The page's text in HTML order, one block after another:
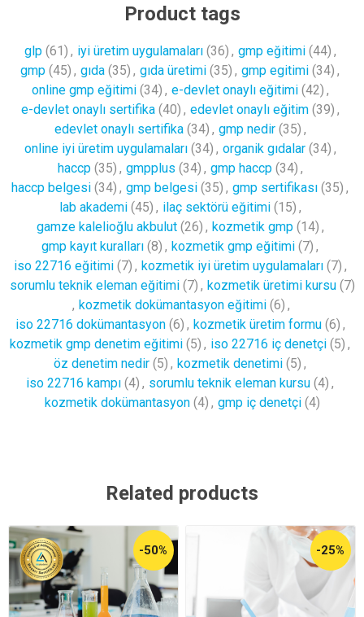
Product tags
glp (61) , iyi üretim uygulamaları (36) , gmp eğitimi (44) ,
gmp (45) , gıda (35) , gıda üretimi (35) , gmp egitimi (34) ,
online gmp eğitimi (34) , e-devlet onaylı eğitimi (42) ,
e-devlet onaylı sertifika (40) , edevlet onaylı eğitim (39) ,
edevlet onaylı sertifika (34) , gmp nedir (35) ,
online iyi üretim uygulamaları (34) , organik gıdalar (34) ,
haccp (35) , gmpplus (34) , gmp haccp (34) ,
haccp belgesi (34) , gmp belgesi (35) , gmp sertifikası (35) ,
lab akademi (45) , ilaç sektörü eğitimi (15) ,
gamze kalelioğlu akbulut (26) , kozmetik gmp (14) ,
gmp kayıt kuralları (8) , kozmetik gmp eğitimi (7) ,
iso 22716 eğitimi (7) , kozmetik iyi üretim uygulamaları (7) ,
sorumlu teknik eleman eğitimi (7) , kozmetik üretimi kursu (7)
, kozmetik dokümantasyon eğitimi (6) ,
iso 22716 dokümantasyon (6) , kozmetik üretim formu (6) ,
kozmetik gmp denetim eğitimi (5) , iso 22716 iç denetçi (5) ,
öz denetim nedir (5) , kozmetik denetimi (5) ,
iso 22716 kampı (4) , sorumlu teknik eleman kursu (4) ,
kozmetik dokümantasyon (4) , gmp iç denetçi (4)
Related products
-50% -25%